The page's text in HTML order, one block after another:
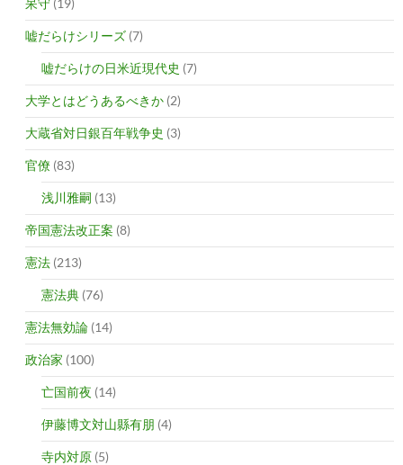
嘘だらけシリーズ (7)
嘘だらけの日米近現代史 (7)
大学とはどうあるべきか (2)
大蔵省対日銀百年戦争史 (3)
官僚 (83)
浅川雅嗣 (13)
帝国憲法改正案 (8)
憲法 (213)
憲法典 (76)
憲法無効論 (14)
政治家 (100)
亡国前夜 (14)
伊藤博文対山縣有朋 (4)
寺内対原 (5)